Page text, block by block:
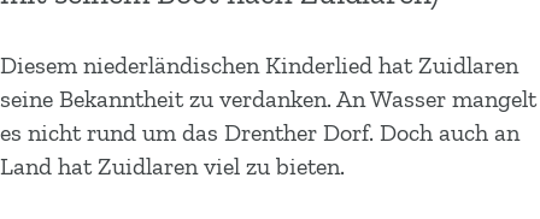
Diesem niederländischen Kinderlied hat Zuidlaren
seine Bekanntheit zu verdanken. An Wasser mangelt
es nicht rund um das Drenther Dorf. Doch auch an
Land hat Zuidlaren viel zu bieten.